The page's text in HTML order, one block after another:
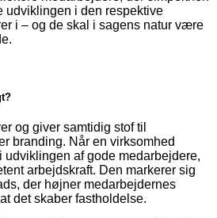
udviklingen i den respektive
i – og de skal i sagens natur være
og giver samtidig stof til
branding. Når en virksomhed
udviklingen af gode medarbejdere,
arbejdskraft. Den markerer sig
der højner medarbejdernes
det skaber fastholdelse.